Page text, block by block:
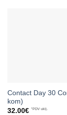
Contact Day 30
kom)
32.00€ *PDV uklj.